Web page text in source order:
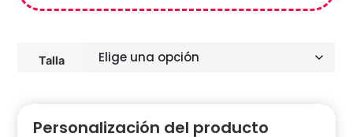
Talla
Personalización del producto